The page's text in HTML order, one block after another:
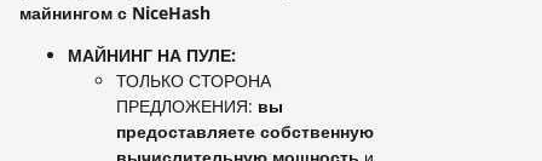
майнингом с NiceHash
МАЙНИНГ НА ПУЛЕ:
ТОЛЬКО СТОРОНА
ПРЕДЛОЖЕНИЯ: вы
предоставляете собственную